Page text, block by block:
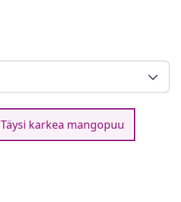
Täysi karkea mangopuu